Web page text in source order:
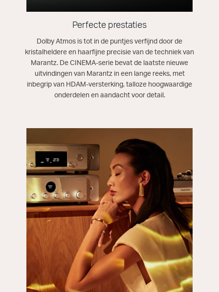
Perfecte prestaties
Dolby Atmos is tot in de puntjes verfijnd door de
kristalheldere en haarfijne precisie van de techniek van
Marantz. De CINEMA-serie bevat de laatste nieuwe
uitvindingen van Marantz in een lange reeks, met
inbegrip van HDAM-versterking, talloze hoogwaardige
onderdelen en aandacht voor detail.